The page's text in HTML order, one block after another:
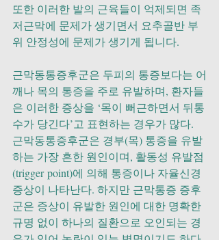
또한 이러한 발의 근육들이 억제되면 족
저근막에 문제가 생기면서 요추골반 부
위 안정성에 문제가 생기게 됩니다.
근막동통증후군은 두피의 통증보다는 어
깨나 목의 통증을 주로 유발하며, 환자들
은 이러한 증상을 ‘목이 뻐근하면서 뒤통
수가 당긴다’고 표현하는 경우가 많다.
근막동통증후군은 경부(목) 통증을 유발
하는 가장 흔한 원인이며, 활동성 유발점
(trigger point)에 의해 통증이나 자율신경
증상이 나타난다. 하지만 근막통증 증후
군은 증상이 유발한 원인에 대한 명확한
규명 없이 하나의 질환으로 오인되는 경